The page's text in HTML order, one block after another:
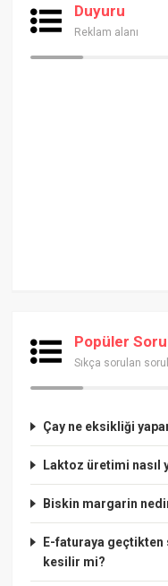
Duyuru
Reklam alanı
Popüler
Sıkça sorulan
Çay ne eksikliği
Laktoz üretimi nasıl
Biskin margarin
E-faturaya geçtikten
kesilir mi?